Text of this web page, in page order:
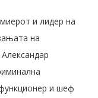
и лидер на
на
и шеф